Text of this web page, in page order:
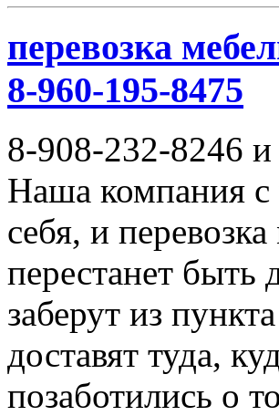
перевозка
8-960-195-8475
8-908-232-8246
Наша компания с
себя, и
перестанет
заберут из
доставят туда,
позаботились о